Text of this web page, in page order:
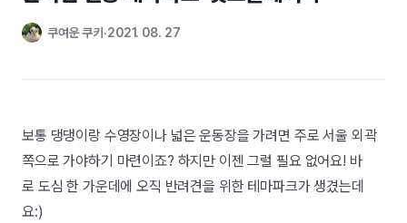
쿠여운 쿠키 2021. 08. 27
보통 댕댕이랑 수영장이나 넓은 운동장을 가려면 주로 서울 외곽
쪽으로 가야하기 마련이죠? 하지만 이젠 그럴 필요 없어요! 바
로 도심 한 가운데에 오직 반려견을 위한 테마파크가 생겼는데
요:)